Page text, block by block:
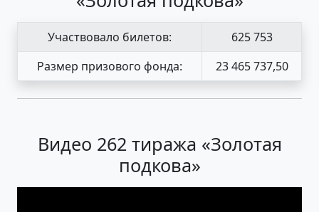
Участвовало билетов:
625 753
Размер призового фонда:
23 465 737,50
Видео 262 тиража «Золотая
подкова»